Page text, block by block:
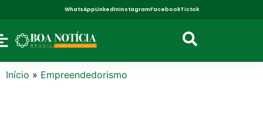
WhatsAppLinkedInInstagramFacebookTictok
Início » Empreendedorismo